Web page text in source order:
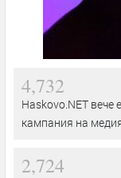
4,732
Haskovo.NET вече
кампания на
2,724